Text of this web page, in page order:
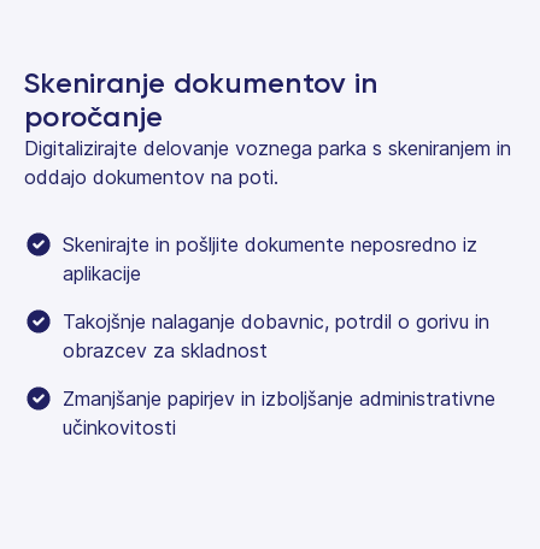
Skeniranje dokumentov in
poročanje
Digitalizirajte delovanje voznega parka s skeniranjem in
oddajo dokumentov na poti.
Skenirajte in pošljite dokumente neposredno iz
aplikacije
Takojšnje nalaganje dobavnic, potrdil o gorivu in
obrazcev za skladnost
Zmanjšanje papirjev in izboljšanje administrativne
učinkovitosti